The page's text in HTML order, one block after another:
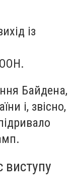
із
Байдена,
і, звісно,
виступу